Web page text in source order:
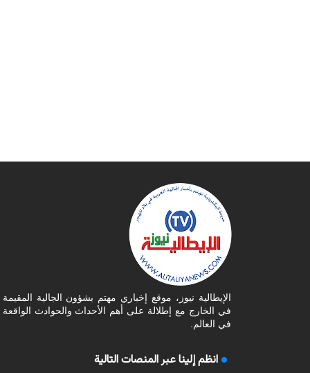
الإيطالية نيوز، موقع إخباري مهتم بشؤون الجالية المقيمة
في الخارج مع إطلالة على أهم الأحداث والحوادث الواقعة
في العالم.
انظم إلينا عبر المنصات التالية